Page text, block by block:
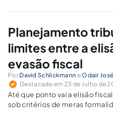
a penhora sobre o seu
suspensão de exigibilidade
Planejamento
limites entre a
evasão fiscal
Por David Schlickmann eOdair
Destacado em 23 de Julho de
Até que ponto vai a elisão
sob critérios de meras